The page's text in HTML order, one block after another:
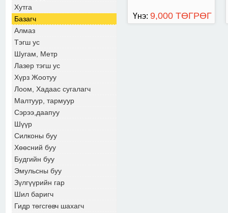
Хутга
Базагч
Алмаз
Тэгш ус
Шугам, Метр
Лазер тэгш ус
Хүрз Жоотуу
Лоом, Хадаас сугалагч
Малтуур, тармуур
Сэрээ,даапуу
Шүүр
Силконы буу
Хөөсний буу
Будгийн буу
Эмульсны буу
Зүлгүүрийн гар
Шил баригч
Гидр төгсгөвч шахагч
Үнэ: 9,000 ТӨГРӨГ